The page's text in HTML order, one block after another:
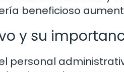
beneficioso
y su
personal